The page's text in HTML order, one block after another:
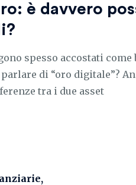
è davvero
spesso accostati
di “oro digitale”?
tra i due asset